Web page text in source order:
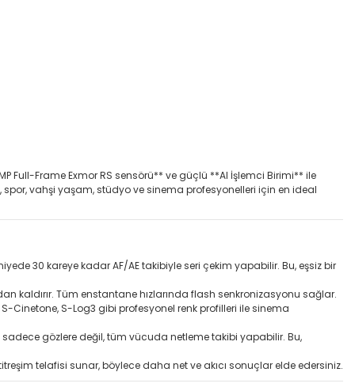
Full-Frame Exmor RS sensörü** ve güçlü **AI İşlemci Birimi** ile
spor, vahşi yaşam, stüdyo ve sinema profesyonelleri için en ideal
30 kareye kadar AF/AE takibiyle seri çekim yapabilir. Bu, eşsiz bir
kaldırır. Tüm enstantane hızlarında flash senkronizasyonu sağlar.
Cinetone, S-Log3 gibi profesyonel renk profilleri ile sinema
gözlere değil, tüm vücuda netleme takibi yapabilir. Bu,
telafisi sunar, böylece daha net ve akıcı sonuçlar elde edersiniz.